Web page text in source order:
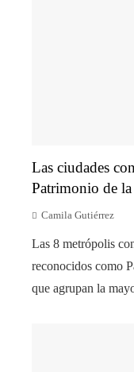
Las ciudades
Patrimonio de
Camila Gutiérrez
Las 8 metrópolis
reconocidos como
que agrupan la